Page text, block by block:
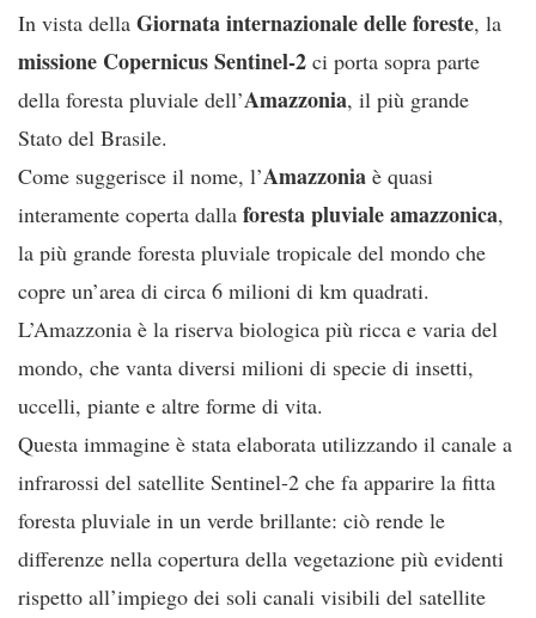
In vista della Giornata internazionale delle foreste, la
missione Copernicus Sentinel-2 ci porta sopra parte
della foresta pluviale dell’Amazzonia, il più grande
Stato del Brasile.
Come suggerisce il nome, l’Amazzonia è quasi
interamente coperta dalla foresta pluviale amazzonica,
la più grande foresta pluviale tropicale del mondo che
copre un’area di circa 6 milioni di km quadrati.
L’Amazzonia è la riserva biologica più ricca e varia del
mondo, che vanta diversi milioni di specie di insetti,
uccelli, piante e altre forme di vita.
Questa immagine è stata elaborata utilizzando il canale a
infrarossi del satellite Sentinel-2 che fa apparire la fitta
foresta pluviale in un verde brillante: ciò rende le
differenze nella copertura della vegetazione più evidenti
rispetto all’impiego dei soli canali visibili del satellite